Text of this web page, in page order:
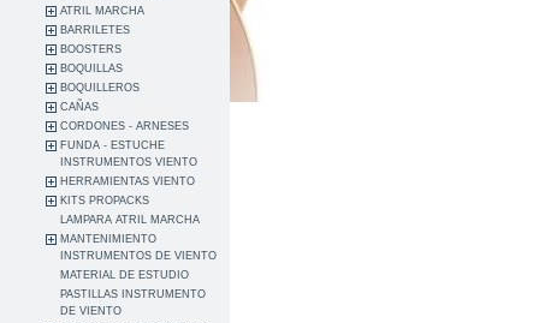
ATRIL MARCHA
BARRILETES
BOOSTERS
BOQUILLAS
BOQUILLEROS
CAÑAS
CORDONES - ARNESES
FUNDA - ESTUCHE
INSTRUMENTOS VIENTO
HERRAMIENTAS VIENTO
KITS PROPACKS
LAMPARA ATRIL MARCHA
MANTENIMIENTO
INSTRUMENTOS DE VIENTO
MATERIAL DE ESTUDIO
PASTILLAS INSTRUMENTO
DE VIENTO